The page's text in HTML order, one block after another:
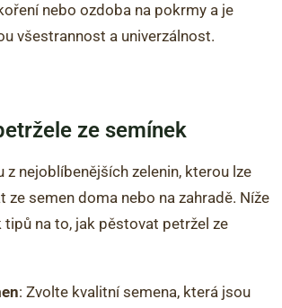
nebo ozdoba na pokrmy a je
všestrannost a univerzálnost.
ze semínek
z nejoblíbenějších zelenin, kterou lze
ze semen doma nebo na zahradě. Níže
tipů na to, jak pěstovat petržel ze
: Zvolte kvalitní semena, která jsou